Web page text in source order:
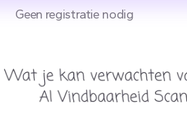
Geen registratie nodig